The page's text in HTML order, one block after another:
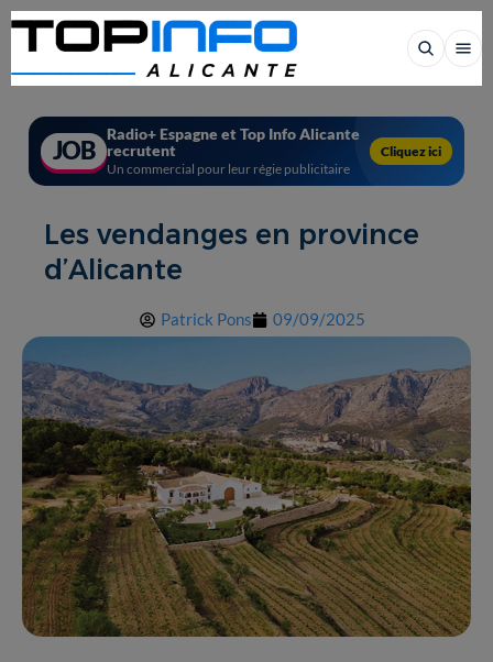
JOB
Radio+ Espagne et Top Info Alicante
recrutent
Un commercial pour leur régie publicitaire
Cliquez ici
Les vendanges en province
d’Alicante
Patrick Pons 09/09/2025